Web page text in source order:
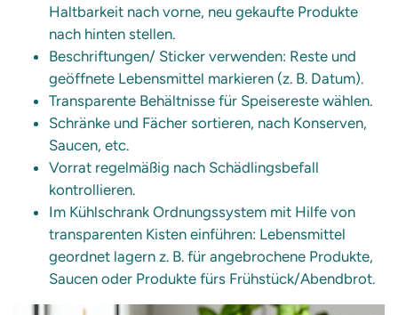
Haltbarkeit nach vorne, neu gekaufte Produkte
nach hinten stellen.
Beschriftungen/ Sticker verwenden: Reste und
geöffnete Lebensmittel markieren (z. B. Datum).
Transparente Behältnisse für Speisereste wählen.
Schränke und Fächer sortieren, nach Konserven,
Saucen, etc.
Vorrat regelmäßig nach Schädlingsbefall
kontrollieren.
Im Kühlschrank Ordnungssystem mit Hilfe von
transparenten Kisten einführen: Lebensmittel
geordnet lagern z. B. für angebrochene Produkte,
Saucen oder Produkte fürs Frühstück/Abendbrot.